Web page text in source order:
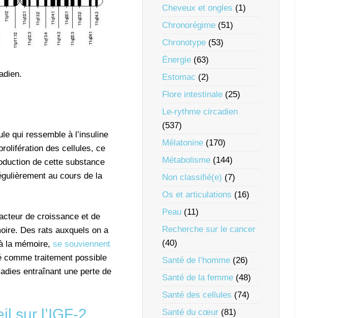
qui ressemble à l’insuline
des cellules, ce
de cette substance
au cours de la
de croissance et de
Des rats auxquels on a
la mémoire, se souviennent
comme traitement possible
entraînant une perte de
sur l’IGF-2
Cheveux et ongles (1)
Chronorégime (51)
Chronotype (53)
Énergie (63)
Estomac (2)
Flore intestinale (25)
Le-rythme circadien
(537)
Mélatonine (170)
Métabolisme (144)
Non classifié(e) (7)
Os et articulations (16)
Peau (11)
Recherche sur le cancer
(40)
Santé de l’homme (26)
Santé de la femme (48)
Santé des cellules (74)
Santé du cœur (81)